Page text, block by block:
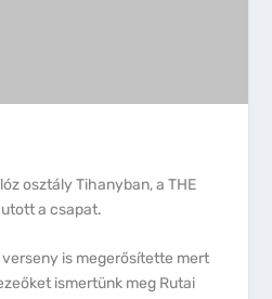
osztály Tihanyban, a THE
a csapat.
is megerősítette mert
ismertünk meg Rutai